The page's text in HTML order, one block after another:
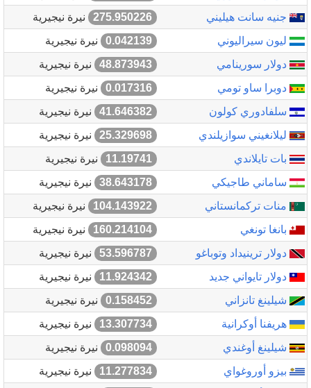
جنيه سانت هيليني
275.950226
نيرة نيجيرية
ليون سيراليوني
0.042139
نيرة نيجيرية
دولار سورينامي
48.873943
نيرة نيجيرية
دوبرا ساو تومي
0.017316
نيرة نيجيرية
سلفادوري كولون
41.646382
نيرة نيجيرية
ليلانغيني سوازيلندي
25.329698
نيرة نيجيرية
بات تايلاندي
11.19741
نيرة نيجيرية
ساماني طاجيكي
38.643178
نيرة نيجيرية
منات تركمانستاني
104.143922
نيرة نيجيرية
بانغا تونغي
160.214104
نيرة نيجيرية
دولار ترينيداد وتوباغو
53.596787
نيرة نيجيرية
دولار تايواني جديد
11.924342
نيرة نيجيرية
شيلينغ تانزاني
0.158452
نيرة نيجيرية
هريفنا أوكرانية
13.307734
نيرة نيجيرية
شيلينغ أوغندي
0.098094
نيرة نيجيرية
بيزو أوروغواي
11.277834
نيرة نيجيرية